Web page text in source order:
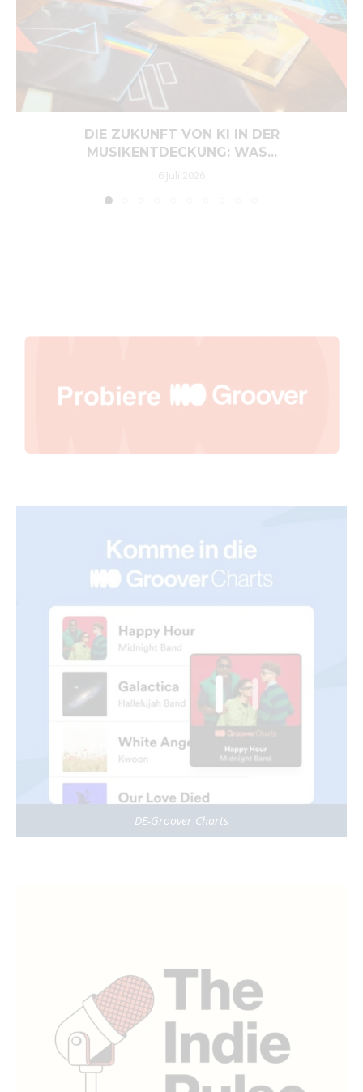
DIE ZUKUNFT VON KI IN DER
MUSIKENTDECKUNG: WAS...
6 Juli 2026
DE-Groover Charts